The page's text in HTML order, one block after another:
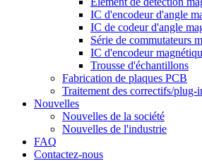
IC d'encodeur d'angle
IC de codeur d'angle
Série de commutateurs
IC d'encodeur
Trousse d'échantillons
Fabrication de plaques PCB
Traitement des correctifs/plug-
Nouvelles
Nouvelles de la société
Nouvelles de l'industrie
FAQ
Contactez-nous